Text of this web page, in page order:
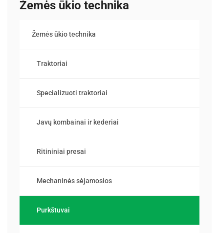
Žemės ūkio technika
Žemės ūkio technika
Traktoriai
Specializuoti traktoriai
Javų kombainai ir kederiai
Ritininiai presai
Mechaninės sėjamosios
Purkštuvai